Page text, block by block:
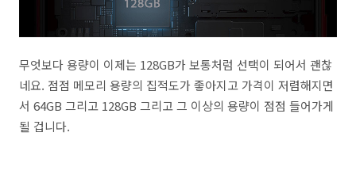
무엇보다 용량이 이제는 128GB가 보통처럼 선택이 되어서 괜찮
네요. 점점 메모리 용량의 집적도가 좋아지고 가격이 저렴해지면
서 64GB 그리고 128GB 그리고 그 이상의 용량이 점점 들어가게
될 겁니다.